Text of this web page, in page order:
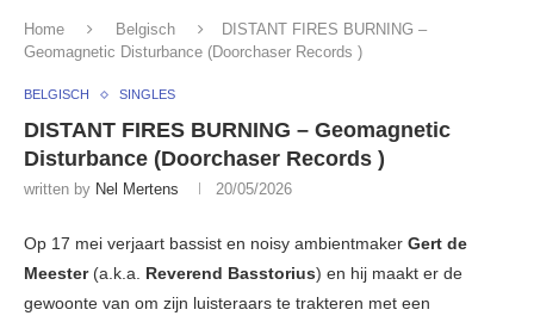
Home Belgisch
DISTANT FIRES BURNING –
Geomagnetic Disturbance (Doorchaser Records )
BELGISCH SINGLES
DISTANT FIRES BURNING – Geomagnetic
Disturbance (Doorchaser Records )
written by Nel Mertens 20/05/2026
Op 17 mei verjaart bassist en noisy ambientmaker Gert de
Meester(a.k.a. Reverend Basstorius) en hij maakt er de
gewoonte van om zijn luisteraars te trakteren met een